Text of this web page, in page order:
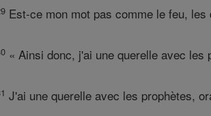
Est-ce mon mot pas comme le feu,
« Ainsi donc, j'ai une querelle avec les
J'ai une querelle avec les prophètes,